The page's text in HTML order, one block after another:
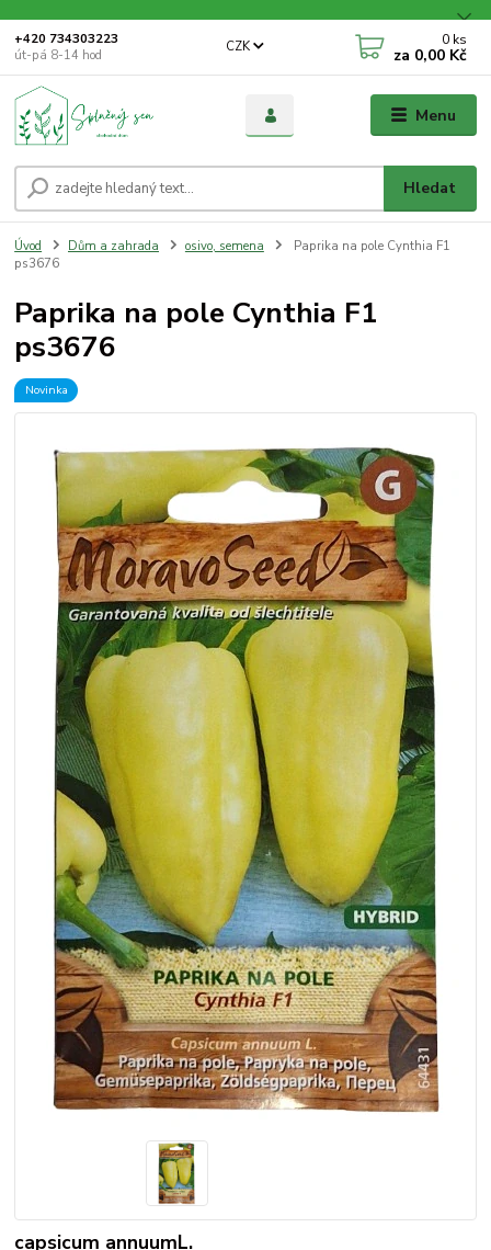
Menu
CZK
Hledat
+420 734303223
út-pá 8-14 hod
0 ks
za 0,00 Kč
Úvod Dům a zahrada osivo, semena
Paprika na pole Cynthia F1
ps3676
Paprika na pole Cynthia F1
ps3676
Novinka
capsicum annuumL.